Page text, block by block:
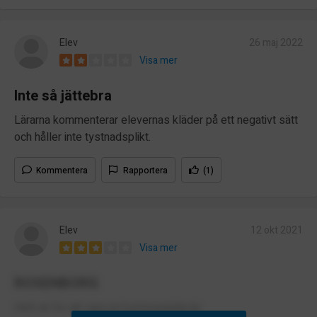
Elev
Visa mer
Inte så jättebra
Lärarna kommenterar elevernas kläder på ett negativt sätt
och håller inte tystnadsplikt.
Kommentera Rapportera (1)
Elev
Visa mer
Helt ok för att vara en kommunalskola